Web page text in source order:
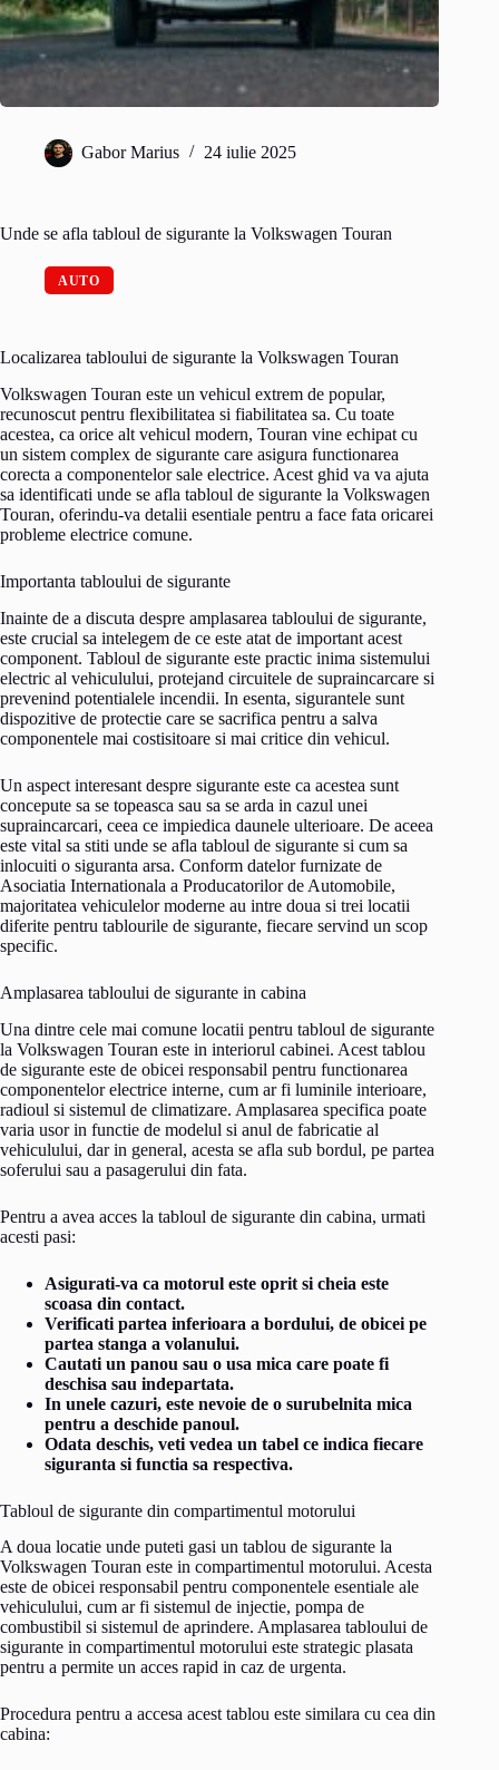
Gabor Marius 24 iulie 2025
Unde se afla tabloul de sigurante la Volkswagen Touran
AUTO
Localizarea tabloului de sigurante la Volkswagen Touran
Volkswagen Touran este un vehicul extrem de popular,
recunoscut pentru flexibilitatea si fiabilitatea sa. Cu toate
acestea, ca orice alt vehicul modern, Touran vine echipat cu
un sistem complex de sigurante care asigura functionarea
corecta a componentelor sale electrice. Acest ghid va va ajuta
sa identificati unde se afla tabloul de sigurante la Volkswagen
Touran, oferindu-va detalii esentiale pentru a face fata oricarei
probleme electrice comune.
Importanta tabloului de sigurante
Inainte de a discuta despre amplasarea tabloului de sigurante,
este crucial sa intelegem de ce este atat de important acest
component. Tabloul de sigurante este practic inima sistemului
electric al vehiculului, protejand circuitele de supraincarcare si
prevenind potentialele incendii. In esenta, sigurantele sunt
dispozitive de protectie care se sacrifica pentru a salva
componentele mai costisitoare si mai critice din vehicul.
Un aspect interesant despre sigurante este ca acestea sunt
concepute sa se topeasca sau sa se arda in cazul unei
supraincarcari, ceea ce impiedica daunele ulterioare. De aceea
este vital sa stiti unde se afla tabloul de sigurante si cum sa
inlocuiti o siguranta arsa. Conform datelor furnizate de
Asociatia Internationala a Producatorilor de Automobile,
majoritatea vehiculelor moderne au intre doua si trei locatii
diferite pentru tablourile de sigurante, fiecare servind un scop
specific.
Amplasarea tabloului de sigurante in cabina
Una dintre cele mai comune locatii pentru tabloul de sigurante
la Volkswagen Touran este in interiorul cabinei. Acest tablou
de sigurante este de obicei responsabil pentru functionarea
componentelor electrice interne, cum ar fi luminile interioare,
radioul si sistemul de climatizare. Amplasarea specifica poate
varia usor in functie de modelul si anul de fabricatie al
vehiculului, dar in general, acesta se afla sub bordul, pe partea
soferului sau a pasagerului din fata.
Pentru a avea acces la tabloul de sigurante din cabina, urmati
acesti pasi:
Asigurati-va ca motorul este oprit si cheia este
scoasa din contact.
Verificati partea inferioara a bordului, de obicei pe
partea stanga a volanului.
Cautati un panou sau o usa mica care poate fi
deschisa sau indepartata.
In unele cazuri, este nevoie de o surubelnita mica
pentru a deschide panoul.
Odata deschis, veti vedea un tabel ce indica fiecare
siguranta si functia sa respectiva.
Tabloul de sigurante din compartimentul motorului
A doua locatie unde puteti gasi un tablou de sigurante la
Volkswagen Touran este in compartimentul motorului. Acesta
este de obicei responsabil pentru componentele esentiale ale
vehiculului, cum ar fi sistemul de injectie, pompa de
combustibil si sistemul de aprindere. Amplasarea tabloului de
sigurante in compartimentul motorului este strategic plasata
pentru a permite un acces rapid in caz de urgenta.
Procedura pentru a accesa acest tablou este similara cu cea din
cabina: